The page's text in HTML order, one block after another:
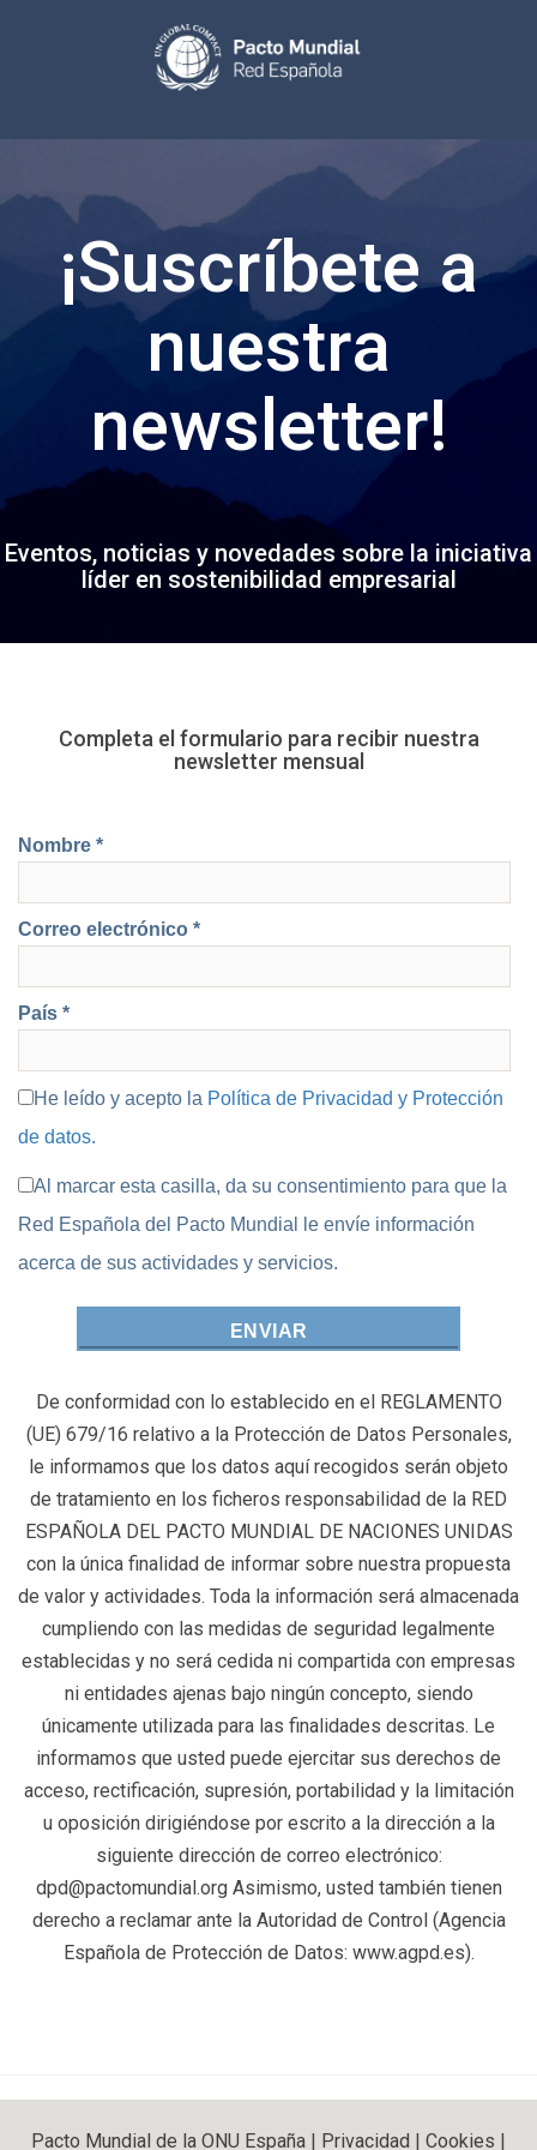
¡Suscríbete a
nuestra
newsletter!
Eventos, noticias y novedades sobre la iniciativa
líder en sostenibilidad empresarial
Completa el formulario para recibir nuestra
newsletter mensual
Nombre *
Correo electrónico *
País *
He leído y acepto la Política de Privacidad y Protección
de datos.
Al marcar esta casilla, da su consentimiento para que la
Red Española del Pacto Mundial le envíe información
acerca de sus actividades y servicios.
De conformidad con lo establecido en el REGLAMENTO
(UE) 679/16 relativo a la Protección de Datos Personales,
le informamos que los datos aquí recogidos serán objeto
de tratamiento en los ficheros responsabilidad de la RED
ESPAÑOLA DEL PACTO MUNDIAL DE NACIONES UNIDAS
con la única finalidad de informar sobre nuestra propuesta
de valor y actividades. Toda la información será almacenada
cumpliendo con las medidas de seguridad legalmente
establecidas y no será cedida ni compartida con empresas
ni entidades ajenas bajo ningún concepto, siendo
únicamente utilizada para las finalidades descritas. Le
informamos que usted puede ejercitar sus derechos de
acceso, rectificación, supresión, portabilidad y la limitación
u oposición dirigiéndose por escrito a la dirección a la
siguiente dirección de correo electrónico:
dpd@pactomundial.org Asimismo, usted también tienen
derecho a reclamar ante la Autoridad de Control (Agencia
Española de Protección de Datos: www.agpd.es).
Pacto Mundial de la ONU España Privacidad Cookies